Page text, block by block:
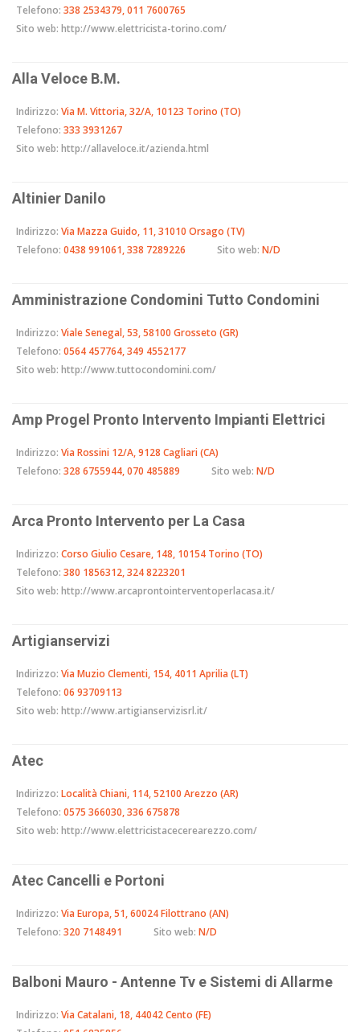
Telefono: 338 2534379, 011 7600765
Sito web: http://www.elettricista-torino.com/
Alla Veloce B.M.
Indirizzo: Via M. Vittoria, 32/A, 10123 Torino (TO)
Telefono: 333 3931267
Sito web: http://allaveloce.it/azienda.html
Altinier Danilo
Indirizzo: Via Mazza Guido, 11, 31010 Orsago (TV)
Telefono: 0438 991061, 338 7289226 Sito web: N/D
Amministrazione Condomini Tutto Condomini
Indirizzo: Viale Senegal, 53, 58100 Grosseto (GR)
Telefono: 0564 457764, 349 4552177
Sito web: http://www.tuttocondomini.com/
Amp Progel Pronto Intervento Impianti Elettrici
Indirizzo: Via Rossini 12/A, 9128 Cagliari (CA)
Telefono: 328 6755944, 070 485889 Sito web: N/D
Arca Pronto Intervento per La Casa
Indirizzo: Corso Giulio Cesare, 148, 10154 Torino (TO)
Telefono: 380 1856312, 324 8223201
Sito web: http://www.arcaprontointerventoperlacasa.it/
Artigianservizi
Indirizzo: Via Muzio Clementi, 154, 4011 Aprilia (LT)
Telefono: 06 93709113
Sito web: http://www.artigianservizisrl.it/
Atec
Indirizzo: Località Chiani, 114, 52100 Arezzo (AR)
Telefono: 0575 366030, 336 675878
Sito web: http://www.elettricistacecerearezzo.com/
Atec Cancelli e Portoni
Indirizzo: Via Europa, 51, 60024 Filottrano (AN)
Telefono: 320 7148491 Sito web: N/D
Balboni Mauro - Antenne Tv e Sistemi di Allarme
Indirizzo: Via Catalani, 18, 44042 Cento (FE)